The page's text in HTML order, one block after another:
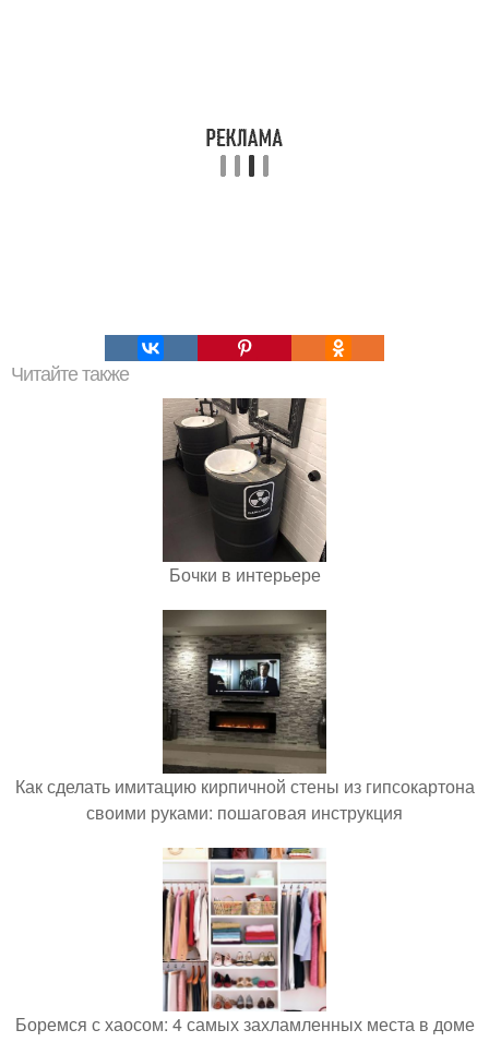
Читайте также
Бочки в интерьере
Как сделать имитацию кирпичной стены из гипсокартона
своими руками: пошаговая инструкция
Боремся с хаосом: 4 самых захламленных места в доме